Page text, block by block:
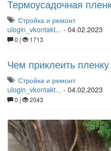
Термоусадочная
Стройка и ремонт
ulogin_vkontakt... - 04.02.2023
0 | 1713
Чем приклеить
Стройка и ремонт
ulogin_vkontakt... - 04.02.2023
0 | 2043